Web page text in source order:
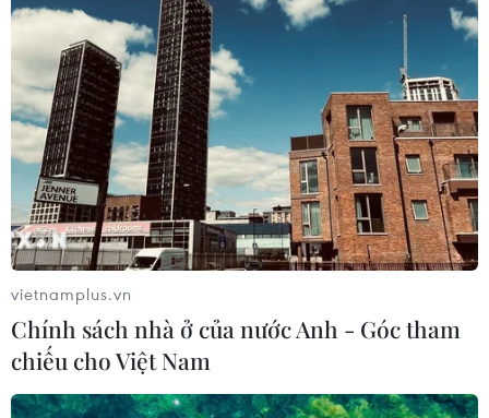
Giãn cách xã hội ở một số khu vực mà địa
phương thấy cần thiết
08/02/2021 10:10
Thủ tướng chỉ đạo giãn cách xã hội ở một số khu vực
mà địa phương thấy cần thiết như ở một số khu phố,
quận, địa bàn có ca lây nhiễm khi thấy tình hình xấu có
thể xảy ra.
vietnamplus.vn
Chính sách nhà ở của nước Anh - Góc tham
chiếu cho Việt Nam